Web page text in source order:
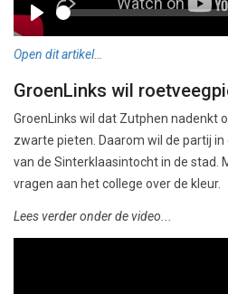
Play
Seek
Open dit artikel…
GroenLinks wil
GroenLinks wil dat Zutphen nadenkt
zwarte pieten. Daarom wil de partij
van de Sinterklaasintocht in de stad.
vragen aan het college over de kleur.
Lees verder onder de video...